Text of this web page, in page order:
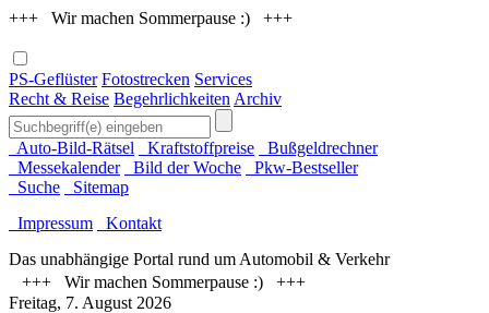
+++ Wir machen Sommerpause :) +++
PS-Geflüster Fotostrecken Services
Recht & Reise Begehrlichkeiten Archiv
Auto-Bild-Rätsel Kraftstoffpreise
Bußgeldrechner
Messekalender
Bild der Woche
Pkw-Bestseller
Suche
Sitemap
Impressum
Kontakt
Das unabhängige Portal rund um Automobil & Verkehr
+++ Wir machen Sommerpause :) +++
Freitag, 7. August 2026